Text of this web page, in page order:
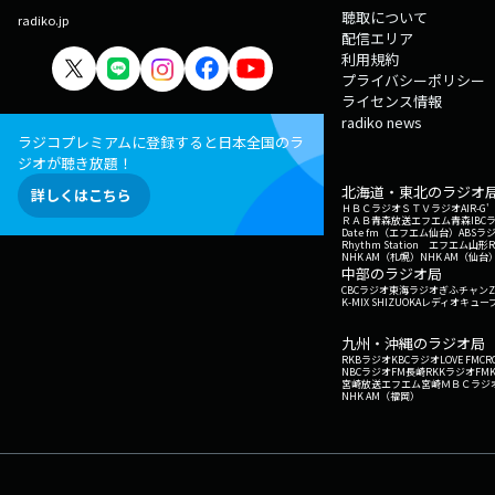
radiko.jp
ラジコプレミアムに登録すると日本全国のラ
ジオが聴き放題！
詳しくはこちら
聴取について
配信エリア
利用規約
プライバシーポリシー
ライセンス情報
radiko news
北海道・東北のラジオ
ＨＢＣラジオＳＴＶラジオAIR-G'
ＲＡＢ青森放送エフエム青森IBC
Date fm（エフエム仙台） ABSラ
Rhythm Station エフエム山形
NHK AM（札幌） NHK AM（仙台
中部のラジオ局
CBCラジオ東海ラジオぎふチャン
K-MIX SHIZUOKAレディオキュー
九州・沖縄のラジオ局
RKBラジオKBCラジオLOVE FM
NBCラジオFM長崎RKKラジオ
宮崎放送エフエム宮崎ＭＢＣラジ
NHK AM（福岡）